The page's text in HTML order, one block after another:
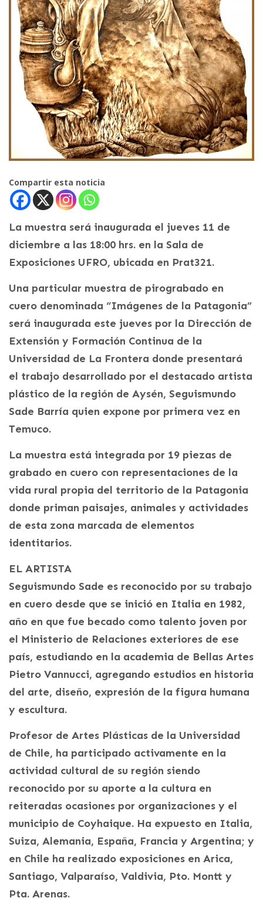
Compartir esta noticia
La muestra será inaugurada el jueves 11 de
diciembre a las 18:00 hrs. en la Sala de
Exposiciones UFRO, ubicada en Prat321.
Una particular muestra de pirograbado en
cuero denominada “Imágenes de la Patagonia”
será inaugurada este jueves por la Dirección de
Extensión y Formación Continua de la
Universidad de La Frontera donde presentará
el trabajo desarrollado por el destacado artista
plástico de la región de Aysén, Seguismundo
Sade Barría quien expone por primera vez en
Temuco.
La muestra está integrada por 19 piezas de
grabado en cuero con representaciones de la
vida rural propia del territorio de la Patagonia
donde priman paisajes, animales y actividades
de esta zona marcada de elementos
identitarios.
EL ARTISTA
Seguismundo Sade es reconocido por su trabajo
en cuero desde que se inició en Italia en 1982,
año en que fue becado como talento joven por
el Ministerio de Relaciones exteriores de ese
país, estudiando en la academia de Bellas Artes
Pietro Vannucci, agregando estudios en historia
del arte, diseño, expresión de la figura humana
y escultura.
Profesor de Artes Plásticas de la Universidad
de Chile, ha participado activamente en la
actividad cultural de su región siendo
reconocido por su aporte a la cultura en
reiteradas ocasiones por organizaciones y el
municipio de Coyhaique. Ha expuesto en Italia,
Suiza, Alemania, España, Francia y Argentina; y
en Chile ha realizado exposiciones en Arica,
Santiago, Valparaíso, Valdivia, Pto. Montt y
Pta. Arenas.